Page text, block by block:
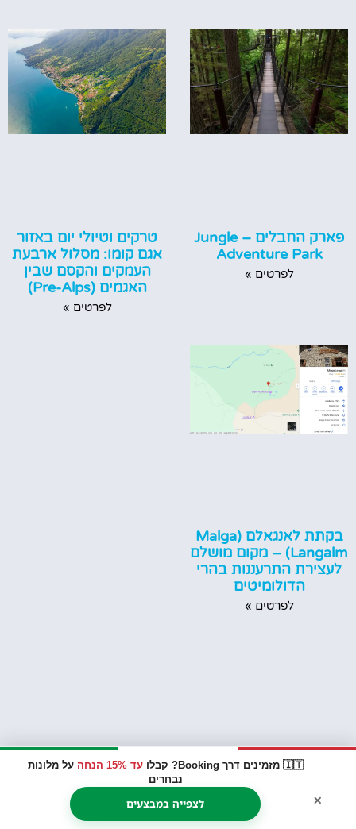
🇮🇹 מזמינים דרך Booking? קבלו עד 15% הנחה
על מלונות
נבחרים
לצפייה במבצעים ×
פארק החבלים – Jungle
Adventure Park
לפרטים »
טרקים וטיולי יום באזור
אגם קומו: מסלול ארבעת
העמקים והקסם שבין
האגמים (Pre-Alps)
לפרטים »
בקתת לאנגאלם (Malga
Langalm) – מקום מושלם
לעצירת התרעננות בהרי
הדולומיטים
לפרטים »